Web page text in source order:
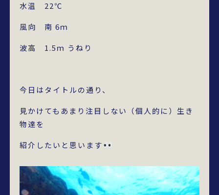
水温 22℃
風向 南 6ｍ
波高 1.5ｍ うねり
今日はタイトルの通り、
見かけてもあまり注目しない（個人的に）生き
物達を
紹介したいと思います